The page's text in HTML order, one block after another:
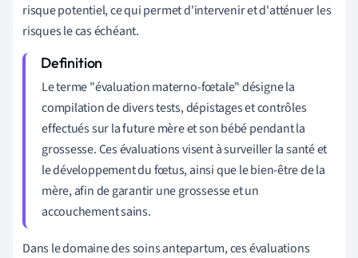
risque potentiel, ce qui permet d'intervenir et d'atténuer les
risques le cas échéant.
Le terme "évaluation materno-fœtale" désigne la
compilation de divers tests, dépistages et contrôles
effectués sur la future mère et son bébé pendant la
grossesse. Ces évaluations visent à surveiller la santé et
le développement du fœtus, ainsi que le bien-être de la
mère, afin de garantir une grossesse et un
accouchement sains.
Dans le domaine des soins antepartum, ces évaluations